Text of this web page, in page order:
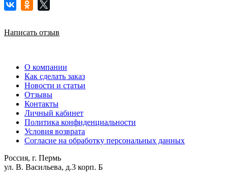
Написать отзыв
О компании
Как сделать заказ
Новости и статьи
Отзывы
Контакты
Личный кабинет
Политика конфиденциальности
Условия возврата
Согласие на обработку персональных данных
Россия, г. Пермь
ул. В. Васильева, д.3 корп. Б